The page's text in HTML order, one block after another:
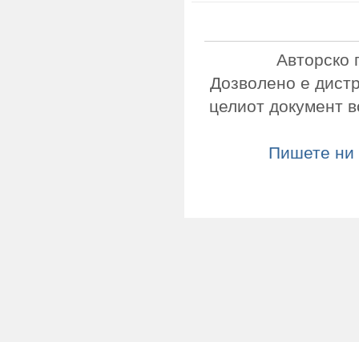
Авторско
Дозволено е
целиот документ
Пишете ни